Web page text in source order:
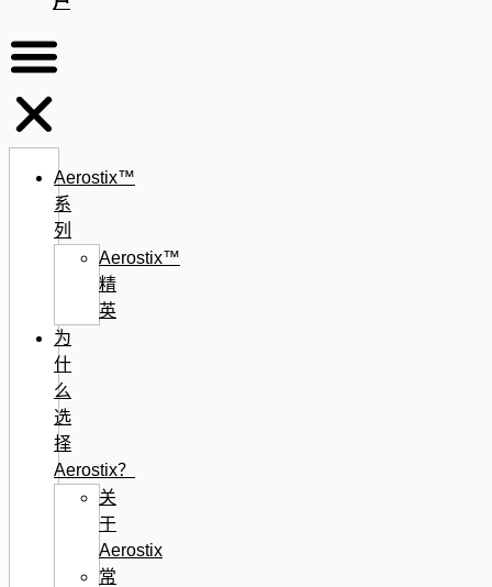
Aerostix™
系
列
Aerostix™
精
英
为
什
么
选
择
Aerostix？
关
于
Aerostix
常